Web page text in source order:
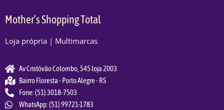
Mother’s Shopping Total
Loja própria | Multimarcas
Av Cristóvão Colombo, 545 loja 2003
Bairro Floresta - Porto Alegre - RS
Fone: (51) 3018-7503
WhatsApp: (51) 99721-1783